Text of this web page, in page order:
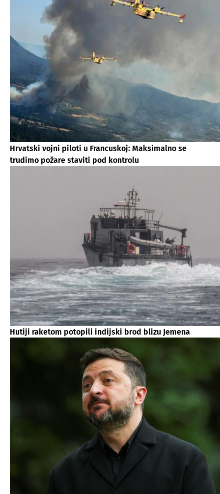
Hrvatski vojni piloti u Francuskoj: Maksimalno se
trudimo požare staviti pod kontrolu
Hutiji raketom potopili indijski brod blizu Jemena